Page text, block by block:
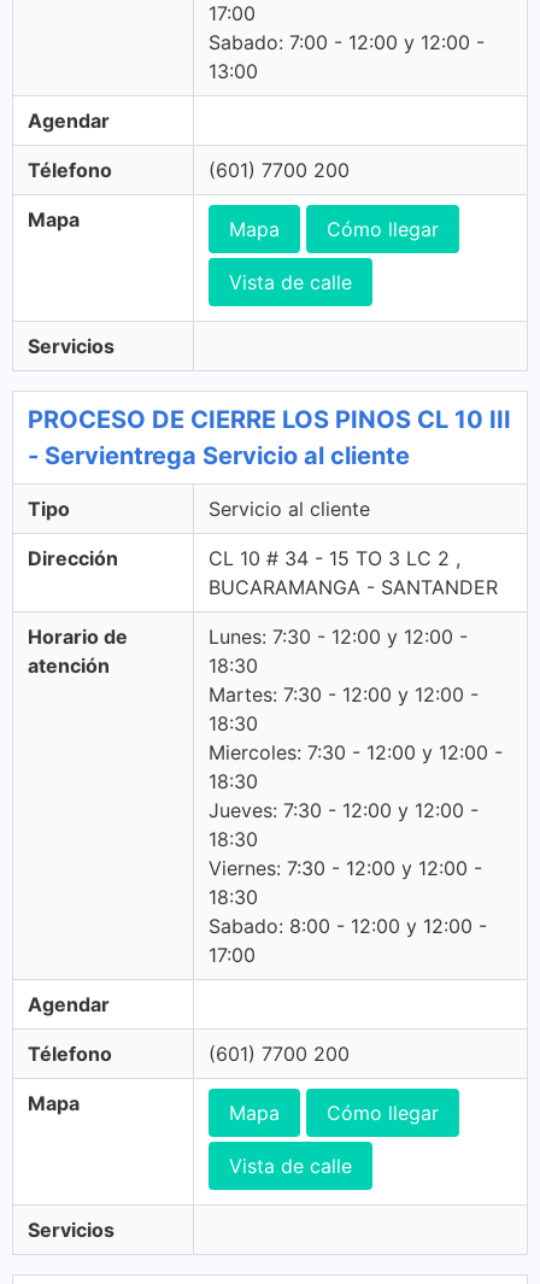
17:00
Sabado: 7:00 - 12:00 y 12:00 -
13:00
Agendar
Télefono (601) 7700 200
Mapa Mapa Cómo llegar
Vista de calle
Servicios
PROCESO DE CIERRE LOS PINOS CL 10 III
- Servientrega Servicio al cliente
Tipo Servicio al cliente
Dirección
CL 10 # 34 - 15 TO 3 LC 2 ,
BUCARAMANGA - SANTANDER
Horario de
atención
Lunes: 7:30 - 12:00 y 12:00 -
18:30
Martes: 7:30 - 12:00 y 12:00 -
18:30
Miercoles: 7:30 - 12:00 y 12:00 -
18:30
Jueves: 7:30 - 12:00 y 12:00 -
18:30
Viernes: 7:30 - 12:00 y 12:00 -
18:30
Sabado: 8:00 - 12:00 y 12:00 -
17:00
Agendar
Télefono (601) 7700 200
Mapa Mapa Cómo llegar
Vista de calle
Servicios